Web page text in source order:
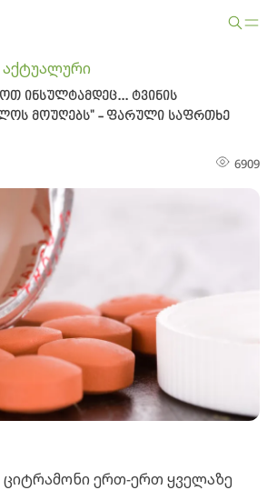
აქტუალური
ინსულტამდეც... ტვინის
მოუღებს" - ფარული საფრთხე
6909
ერთ-ერთ ყველაზე